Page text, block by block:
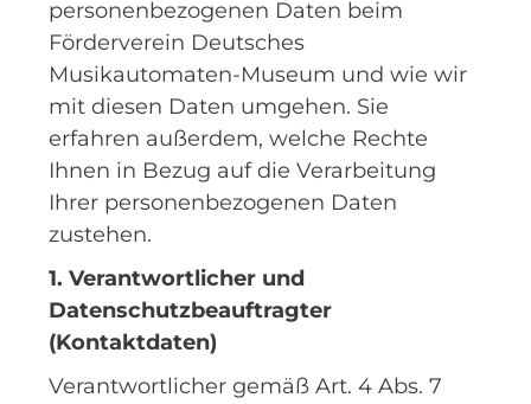
personenbezogenen Daten beim
Förderverein Deutsches
Musikautomaten-Museum und wie wir
mit diesen Daten umgehen. Sie
erfahren außerdem, welche Rechte
Ihnen in Bezug auf die Verarbeitung
Ihrer personenbezogenen Daten
zustehen.
1. Verantwortlicher und
Datenschutzbeauftragter
(Kontaktdaten)
Verantwortlicher gemäß Art. 4 Abs. 7